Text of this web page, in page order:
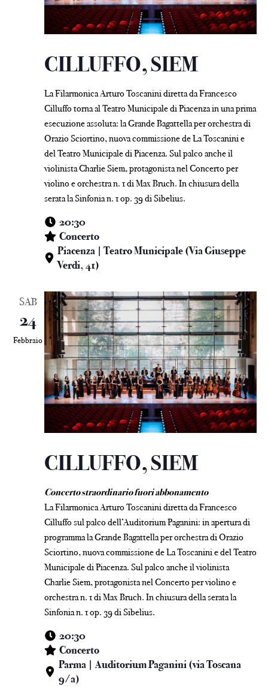
CILLUFFO, SIEM
La Filarmonica Arturo Toscanini diretta da Francesco
Cilluffo torna al Teatro Municipale di Piacenza in una prima
esecuzione assoluta: la Grande Bagattella per orchestra di
Orazio Sciortino, nuova commissione de La Toscanini e
del Teatro Municipale di Piacenza. Sul palco anche il
violinista Charlie Siem, protagonista nel Concerto per
violino e orchestra n. 1 di Max Bruch. In chiusura della
serata la Sinfonia n. 1 op. 39 di Sibelius.
20:30
Concerto
Piacenza | Teatro Municipale (Via Giuseppe
Verdi, 41)
SAB
24
Febbraio
CILLUFFO, SIEM
Concerto straordinario fuori abbonamento
La Filarmonica Arturo Toscanini diretta da Francesco
Cilluffo sul palco dell’Auditorium Paganini: in apertura di
programma la Grande Bagattella per orchestra di Orazio
Sciortino, nuova commissione de La Toscanini e del Teatro
Municipale di Piacenza. Sul palco anche il violinista
Charlie Siem, protagonista nel Concerto per violino e
orchestra n. 1 di Max Bruch. In chiusura della serata la
Sinfonia n. 1 op. 39 di Sibelius.
20:30
Concerto
Parma | Auditorium Paganini (via Toscana
9/a)